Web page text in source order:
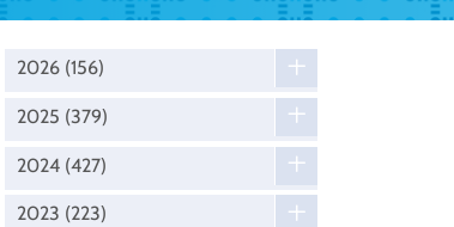
2026 (156)
2025 (379)
2024 (427)
2023 (223)